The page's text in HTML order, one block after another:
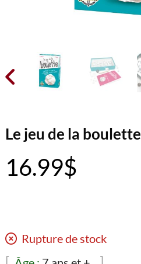

Le jeu de la boulette
16.99$
Rupture de stock